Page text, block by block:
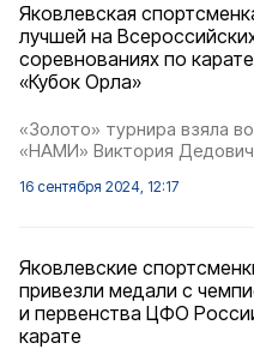
Яковлевская
лучшей на
соревнованиях по карате
«Кубок Орла»
«Золото» турнира взяла
«НАМИ» Виктория
16 сентября 2024, 12:17
Яковлевские
привезли медали с
и первенства ЦФО
карате